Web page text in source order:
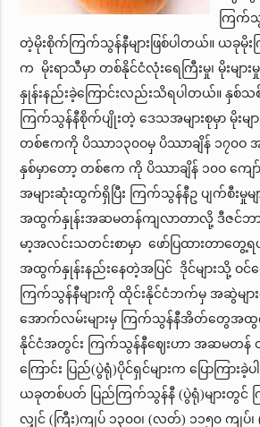
ကြက်
တဲ့မိုးစိုက်ကြက်သွန်နီများဖြစ်ပါတယ်။ ယခု
က မိုးရာသီမှာ တစ်နိုင်ငံလုံးရေကြီးမှု၊ မိုးမျာ
နှုန်းနည်းခဲ့ကြောင်းလည်းသိရပါတယ်။ နှစ်
ကြက်သွန်နီစိုက်ပျိုးတဲ့ ဒေသအများစုမှာ မိုးမျ
တစ်ဧကကို ပိဿာ၁၃၀ဝမှ ပိဿာချိန် ၁၇၀
နှစ်မှာတော့ တစ်ဧက ကို ပိဿာချိန် ၁၀ဝ ကျ
အများဆုံးထွက်ရှိပြီး ကြက်သွန်နီဥ ပျက်စီးမှုမ
အထွက်နှုန်းအဆမတန်ကျလာတာလို့ ဒီဇင်ဘာ
မာ့အလင်းသတင်းစာမှာ ဖော်ပြထားတာတွေ့
အထွက်နှုန်းနည်းနေတဲ့အပြင် ဒိုင်များသို့ ဝင်
ကြက်သွန်နီများကို ထိုင်းနိုင်ငံဘက်မှ အဆွဲများ
အောက်လမ်းများမှ ကြက်သွန်နီအိတ်တွေအထွက်
နိုင်ငံအတွင်း ကြက်သွန်နီဈေးဟာ အဆမတန်
ကြောင်း ပြည်(ပွဲရုံ)ပိုင်ရှင်များက ပြောကြားခဲ့
ယခုတစ်ပတ် ပြည်ကြက်သွန်နီ (ပွဲရုံ)များတွ
လျှင် (ကြီး)ကျပ် ၁၃၀ဝ၊ (လတ်) ၁၁၅၀ ကျပ်၊